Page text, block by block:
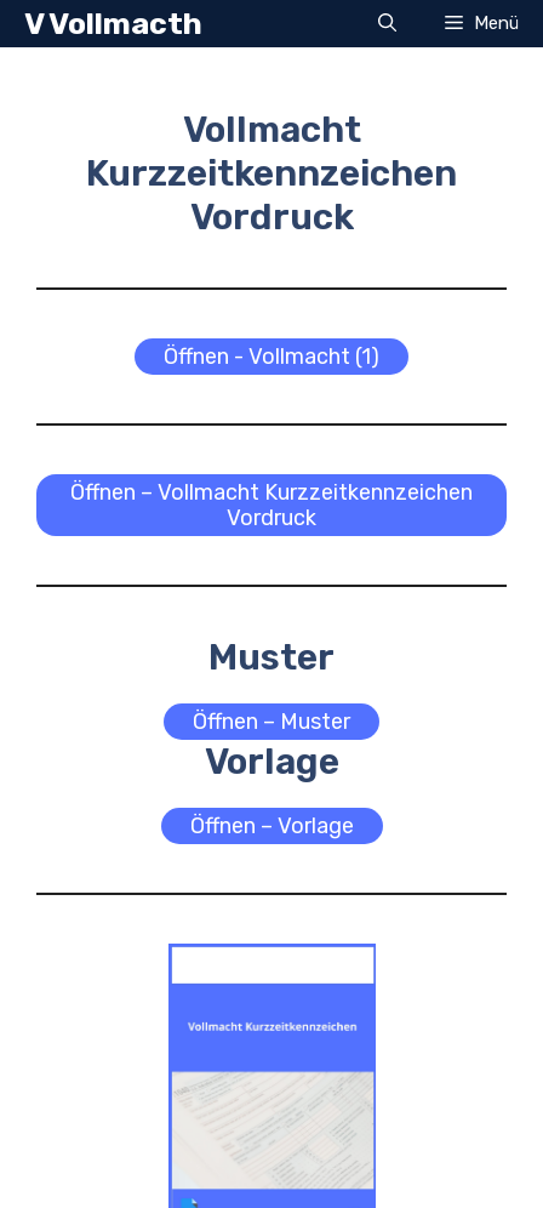
Zum
Inhalt
V Vollmacth Menü
Vollmacht
Kurzzeitkennzeichen
Vordruck
Öffnen - Vollmacht (1)
Öffnen – Vollmacht Kurzzeitkennzeichen
Vordruck
Muster
Öffnen – Muster
Vorlage
Öffnen – Vorlage